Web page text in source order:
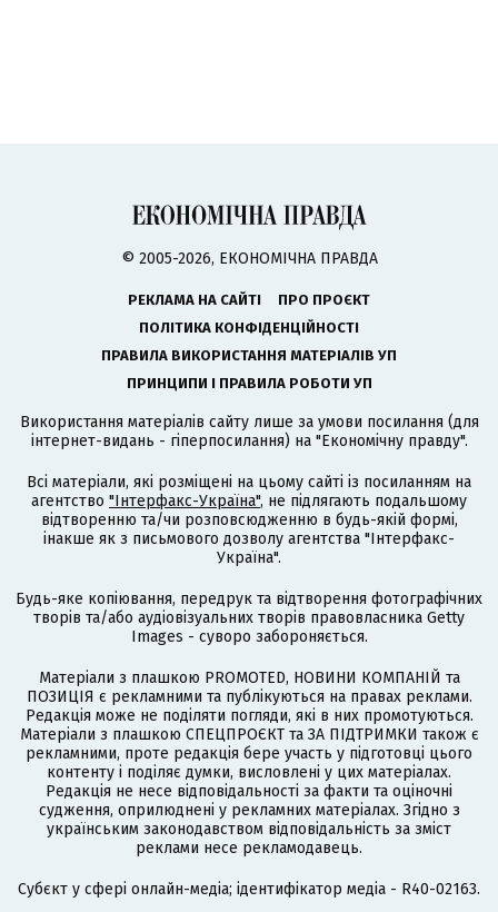
© 2005-2026, ЕКОНОМІЧНА ПРАВДА
РЕКЛАМА НА САЙТІ
ПРО ПРОЄКТ
ПОЛІТИКА КОНФІДЕНЦІЙНОСТІ
ПРАВИЛА ВИКОРИСТАННЯ МАТЕРІАЛІВ УП
ПРИНЦИПИ І ПРАВИЛА РОБОТИ УП
Використання матеріалів сайту лише за умови посилання (для
інтернет-видань - гіперпосилання) на "Економічну правду".
Всі матеріали, які розміщені на цьому сайті із посиланням на
агентство "Інтерфакс-Україна", не підлягають подальшому
відтворенню та/чи розповсюдженню в будь-якій формі,
інакше як з письмового дозволу агентства "Інтерфакс-
Україна".
Будь-яке копіювання, передрук та відтворення фотографічних
творів та/або аудіовізуальних творів правовласника Getty
Images - суворо забороняється.
Матеріали з плашкою PROMOTED, НОВИНИ КОМПАНІЙ та
ПОЗИЦІЯ є рекламними та публікуються на правах реклами.
Редакція може не поділяти погляди, які в них промотуються.
Матеріали з плашкою СПЕЦПРОЄКТ та ЗА ПІДТРИМКИ також є
рекламними, проте редакція бере участь у підготовці цього
контенту і поділяє думки, висловлені у цих матеріалах.
Редакція не несе відповідальності за факти та оціночні
судження, оприлюднені у рекламних матеріалах. Згідно з
українським законодавством відповідальність за зміст
реклами несе рекламодавець.
Cубєкт у сфері онлайн-медіа; ідентифікатор медіа - R40-02163.